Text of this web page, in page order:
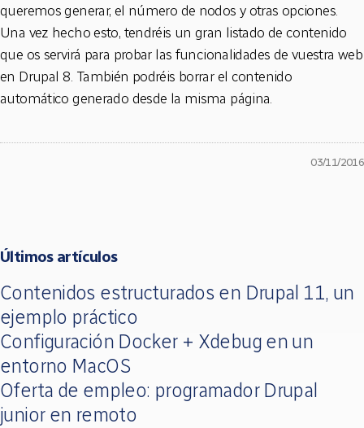
queremos generar, el número de nodos y otras opciones.
Una vez hecho esto, tendréis un gran listado de contenido
que os servirá para probar las funcionalidades de vuestra web
en Drupal 8. También podréis borrar el contenido
automático generado desde la misma página.
03/11/2016
Últimos artículos
Contenidos estructurados en Drupal 11, un
ejemplo práctico
Configuración Docker + Xdebug en un
entorno MacOS
Oferta de empleo: programador Drupal
junior en remoto